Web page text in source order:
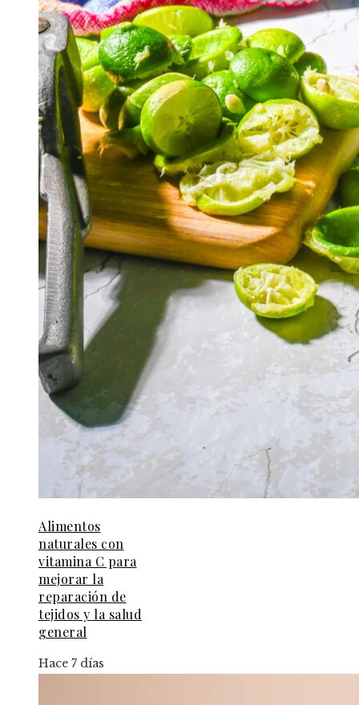
Alimentos
naturales con
vitamina C para
mejorar la
reparación de
tejidos y la salud
general
Hace 7 días